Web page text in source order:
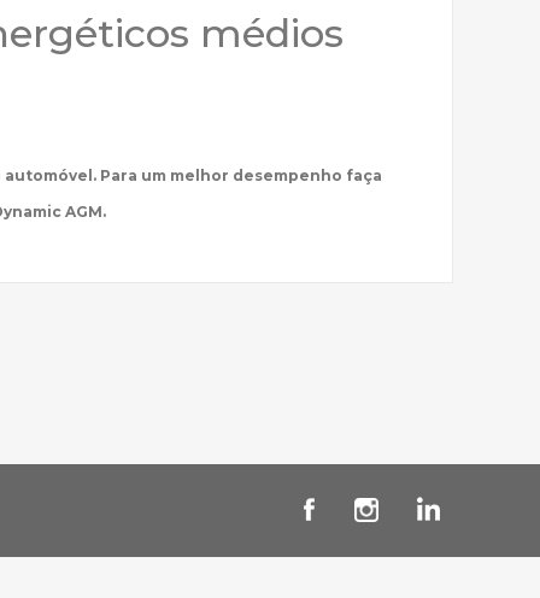
médios
Para um melhor desempenho faça
AGM.